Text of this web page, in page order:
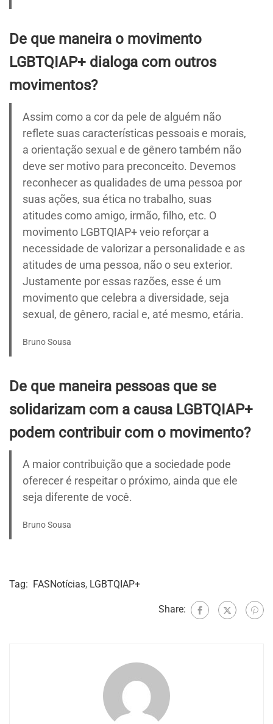
De que maneira o movimento
LGBTQIAP+ dialoga com outros
movimentos?
Assim como a cor da pele de alguém não
reflete suas características pessoais e morais,
a orientação sexual e de gênero também não
deve ser motivo para preconceito. Devemos
reconhecer as qualidades de uma pessoa por
suas ações, sua ética no trabalho, suas
atitudes como amigo, irmão, filho, etc. O
movimento LGBTQIAP+ veio reforçar a
necessidade de valorizar a personalidade e as
atitudes de uma pessoa, não o seu exterior.
Justamente por essas razões, esse é um
movimento que celebra a diversidade, seja
sexual, de gênero, racial e, até mesmo, etária.
Bruno Sousa
De que maneira pessoas que se
solidarizam com a causa LGBTQIAP+
podem contribuir com o movimento?
A maior contribuição que a sociedade pode
oferecer é respeitar o próximo, ainda que ele
seja diferente de você.
Bruno Sousa
Tag: FASNotícias, LGBTQIAP+
Share: